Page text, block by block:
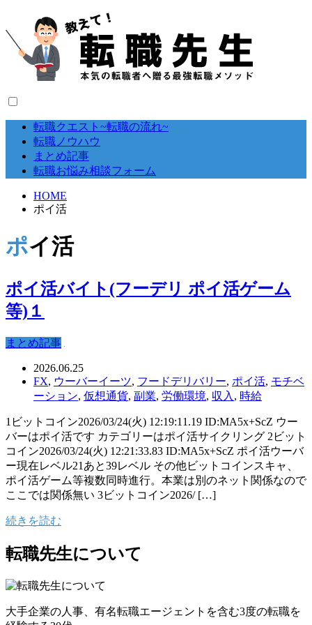
転職クエスト~転職の流れ~
転職ノウハウ
まとめ記事
転職お悩み相談フォーム
HOME
ポイ活
ポイ活
ポイ活バイト(フーデリ ポイ活ゲーム
等)１
まとめ記事
2026.06.25
FX, ウーバーイーツ, フードデリバリー, ポイ活, モチベ
ーション, 仮想通貨, 副業, 労働環境, 収入 , 時給
1ビットコイン2026/03/24(火) 12:19:11.19 ID:MA5x+ScZ ウー
バーはポイ活です カテゴリーはポイ活サイクリング 2ビット
コイン2026/03/24(火) 12:21:33.83 ID:MA5x+ScZ ポイ活ウーバ
ー現在レベル21あと39レベル その他ビットコインスキャ、
ポイ活ゲーム等複数同時進行。本業は別のネット関係なので
ここでは関係無い 3ビットコイン2026/ […]
続きを読む
転職先生について
大手企業の人事、有名転職エージェントを含む3度の転職を